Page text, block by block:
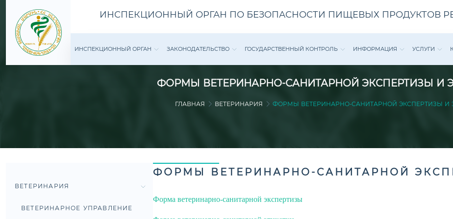
ИНСПЕКЦИОННЫЙ ОРГАН ПО БЕЗОПАСНОСТИ ПИЩЕВЫХ ПРОДУКТОВ
ИНСПЕКЦИОННЫЙ ОРГАН ЗАКОНОДАТЕ­ЛЬСТВО ГОСУДАРСТВЕННЫЙ КОНТРОЛЬ ИНФОРМАЦИЯ УСЛУГИ
ФОРМЫ ВЕТЕРИНАРНО-САНИТАРНОЙ ЭКСПЕРТИЗЫ И
ГЛАВНАЯ ВЕТЕРИНАРИЯ ФОРМЫ ВЕТЕРИНАРНО-САНИТАРНОЙ ЭКСПЕРТИЗЫ И
ВЕТЕРИНАРИЯ
ВЕТЕРИНАРНОЕ УПРАВЛЕНИЕ
ФОРМЫ ВЕТЕРИНАРНО-САНИТАРНОЙ
Форма ветеринарно-санитарной экспертизы